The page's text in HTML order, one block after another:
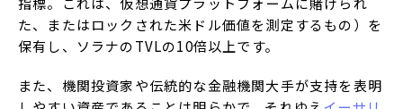
た、またはロックされた米ドル価値を測定するもの）を
保有し、ソラナのTVLの10倍以上です。
また、機関投資家や伝統的な金融機関大手が支持を表明